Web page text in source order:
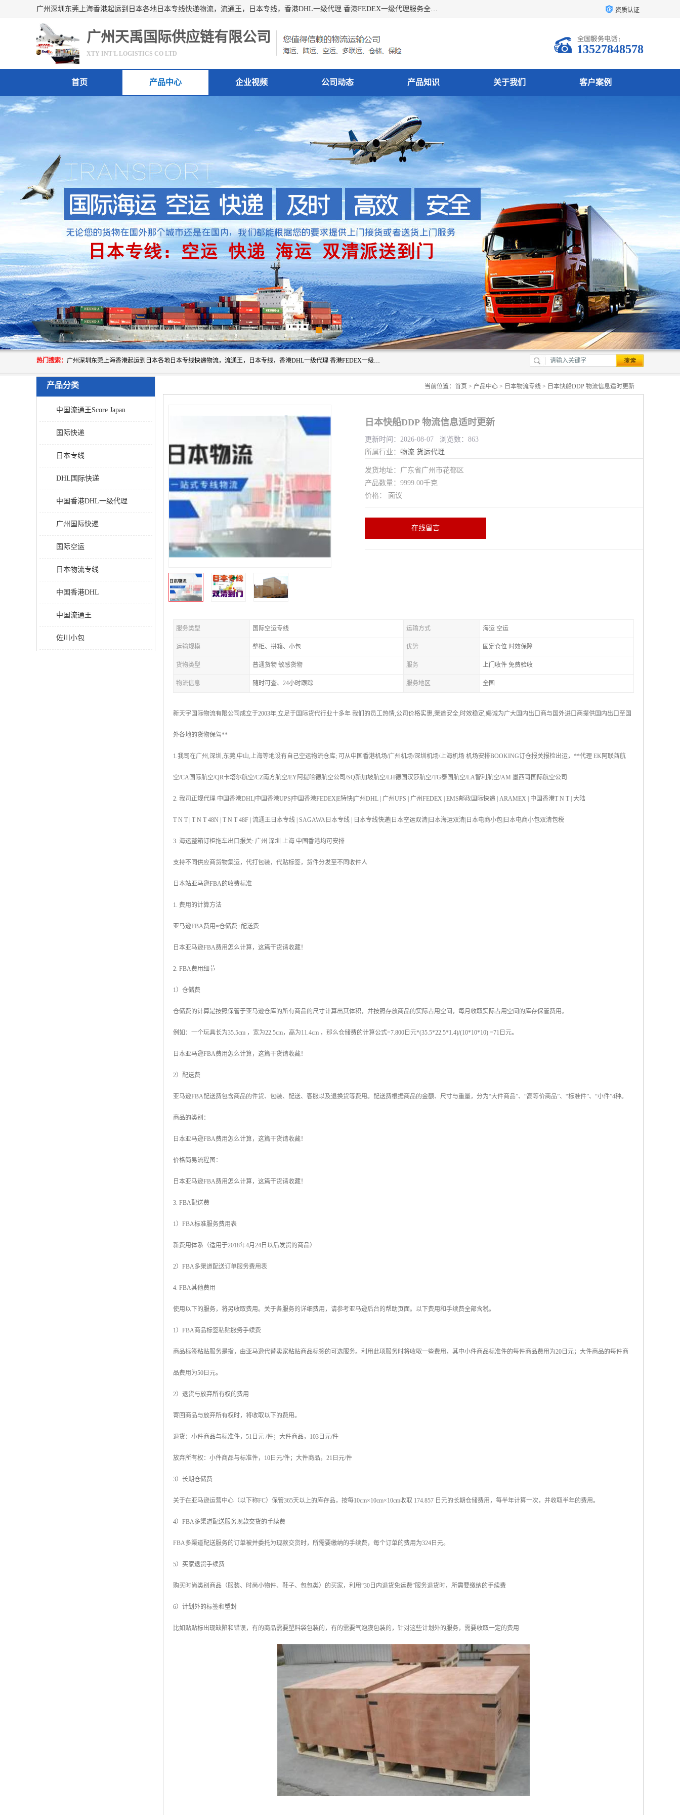
广州深圳东莞上海香港起运到日本各地日本专线快递物流，流通王，日本专线，香港DHL一级代理 香港FEDEX一级代理服务全球主要地区。我司各员工在国际物流行业经验超8年，热枕为各广大进口商与进口商提供优质服务. 资质认证
广州天禹国际供应链有限公司
XTY INT'L LOGISTICS CO LTD 13527848578
首页 产品中心 企业视频 公司动态 产品知识 关于我们 客户案例
热门搜索： 广州深圳东莞上海香港起运到日本各地日本专线快递物流，流通王，日本专线，香港DHL一级代理 香港FEDEX一级代理服务全球主要地区。我司各员工在国际物流行业经验超8年，热枕为各广大进口商与进口商提供优质服务.
产品分类
中国流通王Score Japan
国际快递
日本专线
DHL国际快递
中国香港DHL一级代理
广州国际快递
国际空运
日本物流专线
中国香港DHL
中国流通王
佐川小包
当前位置： 首页 > 产品中心 > 日本物流专线 > 日本快船DDP 物流信息适时更新
日本快船DDP 物流信息适时更新
更新时间：2026-08-07 浏览数：863
所属行业： 物流 货运代理
发货地址：广东省广州市花都区
产品数量：9999.00千克
价格： 面议
在线留言
服务类型 国际空运专线 运输方式 海运 空运
运输规模 整柜、拼箱、小包 优势 固定仓位 时效保障
货物类型 普通货物 敏感货物 服务 上门收件 免费验收
物流信息 随时可查、24小时跟踪 服务地区 全国
新天宇国际物流有限公司成立于2003年,立足于国际货代行业十多年 我们的员工热情,公司价格实惠,渠道安全,时效稳定,竭诚为广大国内出口商与国外进口商提供国内出口至国
外各地的货物保驾**
1.我司在广州,深圳,东莞,中山,上海等地设有自己空运物流仓库; 可从中国香港机场/广州机场/深圳机场/上海机场 机场安排BOOKING订仓报关报检出运，**代理 EK阿联酋航
空/CA国际航空/QR卡塔尔航空/CZ南方航空/EY阿提哈德航空公司/SQ新加坡航空/LH德国汉莎航空/TG泰国航空/LA智利航空/AM 墨西哥国际航空公司
2. 我司正规代理 中国香港DHL|中国香港UPS|中国香港FEDEX|E特快|广州DHL | 广州UPS | 广州FEDEX | EMS邮政国际快递 | ARAMEX | 中国香港T N T | 大陆
T N T | T N T 48N | T N T 48F | 流通王日本专线 | SAGAWA日本专线 | 日本专线快递|日本空运双清|日本海运双清|日本电商小包|日本电商小包双清包税
3. 海运整箱订柜拖车出口报关: 广州 深圳 上海 中国香港均可安排
支持不同供应商货物集运，代打包装，代贴标签，货件分发至不同收件人
日本站亚马逊FBA的收费标准
1. 费用的计算方法
亚马逊FBA费用=仓储费+配送费
日本亚马逊FBA费用怎么计算，这篇干货请收藏！
2. FBA费用细节
1）仓储费
仓储费的计算是按照保管于亚马逊仓库的所有商品的尺寸计算出其体积，并按照存放商品的实际占用空间，每月收取实际占用空间的库存保管费用。
例如：一个玩具长为35.5cm ，宽为22.5cm，高为11.4cm ，那么仓储费的计算公式=7.800日元*(35.5*22.5*1.4)/(10*10*10) =71日元。
日本亚马逊FBA费用怎么计算，这篇干货请收藏！
2）配送费
亚马逊FBA配送费包含商品的件货、包装、配送、客服以及退换货等费用。配送费根据商品的金额、尺寸与重量，分为“大件商品”、“高等价商品”、“标准件”、“小件”4种。
商品的类别：
日本亚马逊FBA费用怎么计算，这篇干货请收藏！
价格简易流程图：
日本亚马逊FBA费用怎么计算，这篇干货请收藏！
3. FBA配送费
1）FBA标准服务费用表
新费用体系（适用于2018年4月24日以后发货的商品）
2）FBA多渠道配送订单服务费用表
4. FBA其他费用
使用以下的服务，将另收取费用。关于各服务的详细费用，请参考亚马逊后台的帮助页面。以下费用和手续费全部含税。
1）FBA商品标签粘贴服务手续费
商品标签粘贴服务是指，由亚马逊代替卖家粘贴商品标签的可选服务。利用此项服务时将收取一些费用，其中小件商品标准件的每件商品费用为20日元；大件商品的每件商
品费用为50日元。
2）退货与放弃所有权的费用
寄回商品与放弃所有权时，将收取以下的费用。
退货：小件商品与标准件，51日元 /件；大件商品，103日元/件
放弃所有权：小件商品与标准件，10日元/件；大件商品，21日元/件
3）长期仓储费
关于在亚马逊运营中心（以下称FC）保管365天以上的库存品，按每10cm×10cm×10cm收取 174.857 日元的长期仓储费用，每半年计算一次，并收取半年的费用。
4）FBA多渠道配送服务现款交货的手续费
FBA多渠道配送服务的订单被并委托为现款交货时，所需要缴纳的手续费，每个订单的费用为324日元。
5）买家退货手续费
购买时尚类别商品（服装、时尚小物件、鞋子、包包类）的买家，利用“30日内退货免运费”服务退货时，所需要缴纳的手续费
6）计划外的标签和塑封
比如贴贴标出现缺陷和错误，有的商品需要塑料袋包装的，有的需要气泡膜包装的，针对这些计划外的服务，需要收取一定的费用